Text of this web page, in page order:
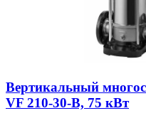
Вертикальный
VF 210-30-B, 75 кВт